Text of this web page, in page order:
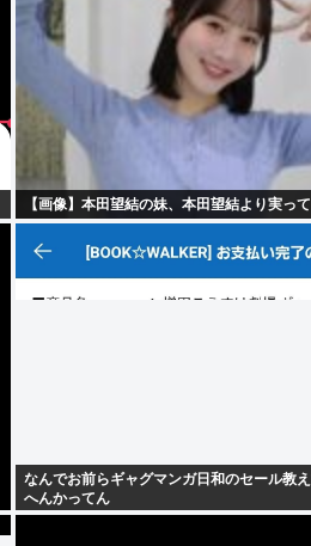
【画像】本田望結の妹、本田望結より実っ
なんでお前らギャグマンガ日和のセール教
へんかってん